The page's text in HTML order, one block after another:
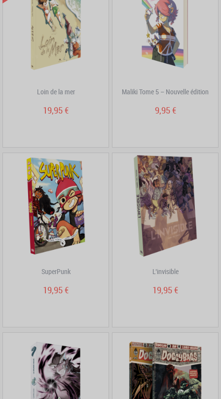
Loin de la mer
19,95 €
Maliki Tome 5 – Nouvelle édition
9,95 €
SuperPunk
19,95 €
L’invisible
19,95 €